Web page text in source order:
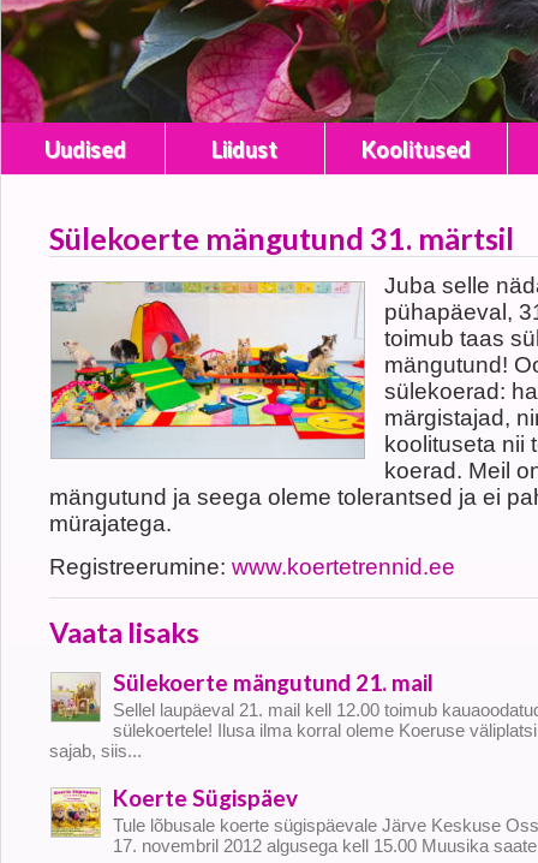
Uudised Liidust Koolitused
Sülekoerte mängutund 31. märtsil
Juba selle
pühapäeval,
toimub taas
mängutund!
sülekoerad:
märgistajad,
koolituseta nii
koerad. Meil
mängutund ja seega oleme tolerantsed ja ei
mürajatega.
Registreerumine: www.koertetrennid.ee
Vaata lisaks
Sülekoerte mängutund 21. mail
Sellel laupäeval 21. mail kell 12.00 toimub
sülekoertele! Ilusa ilma korral oleme Koeruse
sajab, siis...
Koerte Sügispäev
Tule lõbusale koerte sügispäevale Järve Keskuse
17. novembril 2012 algusega kell 15.00 Muusika